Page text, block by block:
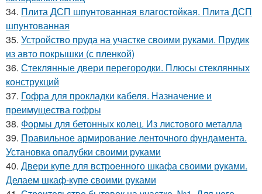
34. Плита ДСП шпунтованная влагостойкая. Плита ДСП
шпунтованная
35. Устройство пруда на участке своими руками. Прудик
из авто покрышки (с пленкой)
36. Стеклянные двери перегородки. Плюсы стеклянных
конструкций
37. Гофра для прокладки кабеля. Назначение и
преимущества гофры
38. Формы для бетонных колец. Из листового металла
39. Правильное армирование ленточного фундамента.
Установка опалубки своими руками
40. Двери купе для встроенного шкафа своими руками.
Делаем шкаф-купе своими руками